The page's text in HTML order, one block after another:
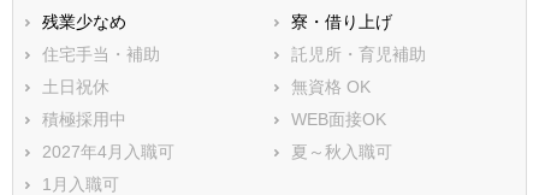
残業少なめ
寮・借り上げ
住宅手当・補助
託児所・育児補助
土日祝休
無資格 OK
積極採用中
WEB面接OK
2027年4月入職可
夏～秋入職可
1月入職可